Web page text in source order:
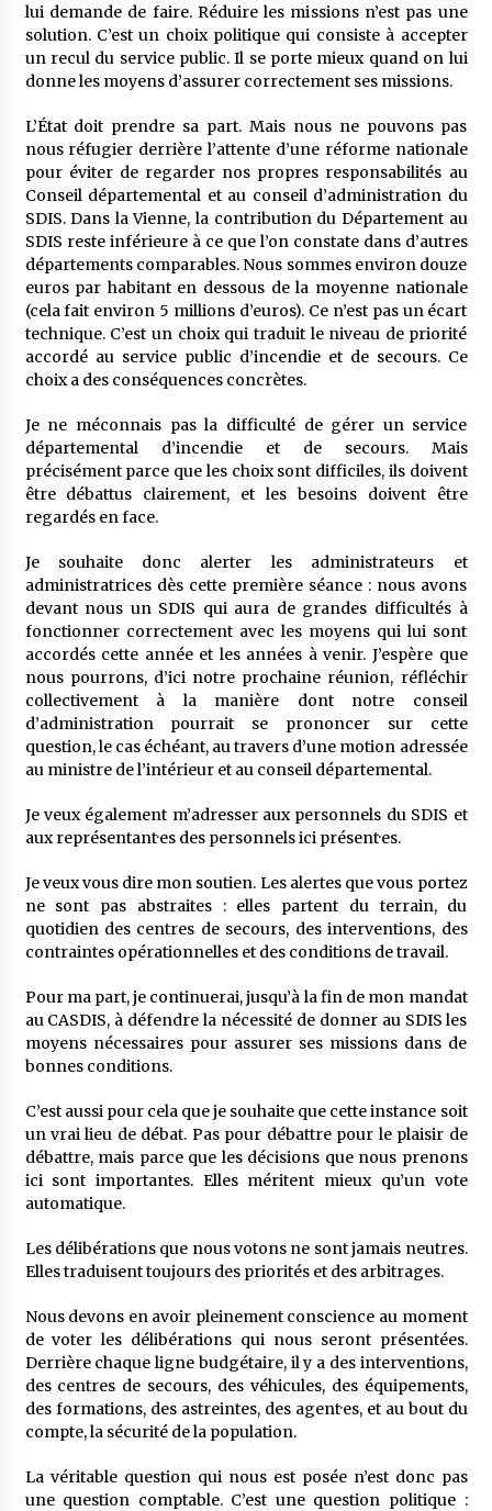
lui demande de faire. Réduire les missions n’est pas une
solution. C’est un choix politique qui consiste à accepter
un recul du service public. Il se porte mieux quand on lui
donne les moyens d’assurer correctement ses missions.
L’État doit prendre sa part. Mais nous ne pouvons pas
nous réfugier derrière l’attente d’une réforme nationale
pour éviter de regarder nos propres responsabilités au
Conseil départemental et au conseil d’administration du
SDIS. Dans la Vienne, la contribution du Département au
SDIS reste inférieure à ce que l’on constate dans d’autres
départements comparables. Nous sommes environ douze
euros par habitant en dessous de la moyenne nationale
(cela fait environ 5 millions d’euros). Ce n’est pas un écart
technique. C’est un choix qui traduit le niveau de priorité
accordé au service public d’incendie et de secours. Ce
choix a des conséquences concrètes.
Je ne méconnais pas la difficulté de gérer un service
départemental d’incendie et de secours. Mais
précisément parce que les choix sont difficiles, ils doivent
être débattus clairement, et les besoins doivent être
regardés en face.
Je souhaite donc alerter les administrateurs et
administratrices dès cette première séance : nous avons
devant nous un SDIS qui aura de grandes difficultés à
fonctionner correctement avec les moyens qui lui sont
accordés cette année et les années à venir. J’espère que
nous pourrons, d’ici notre prochaine réunion, réfléchir
collectivement à la manière dont notre conseil
d’administration pourrait se prononcer sur cette
question, le cas échéant, au travers d’une motion adressée
au ministre de l’intérieur et au conseil départemental.
Je veux également m’adresser aux personnels du SDIS et
aux représentant·es des personnels ici présent·es.
Je veux vous dire mon soutien. Les alertes que vous portez
ne sont pas abstraites : elles partent du terrain, du
quotidien des centres de secours, des interventions, des
contraintes opérationnelles et des conditions de travail.
Pour ma part, je continuerai, jusqu’à la fin de mon mandat
au CASDIS, à défendre la nécessité de donner au SDIS les
moyens nécessaires pour assurer ses missions dans de
bonnes conditions.
C’est aussi pour cela que je souhaite que cette instance soit
un vrai lieu de débat. Pas pour débattre pour le plaisir de
débattre, mais parce que les décisions que nous prenons
ici sont importantes. Elles méritent mieux qu’un vote
automatique.
Les délibérations que nous votons ne sont jamais neutres.
Elles traduisent toujours des priorités et des arbitrages.
Nous devons en avoir pleinement conscience au moment
de voter les délibérations qui nous seront présentées.
Derrière chaque ligne budgétaire, il y a des interventions,
des centres de secours, des véhicules, des équipements,
des formations, des astreintes, des agent·es, et au bout du
compte, la sécurité de la population.
La véritable question qui nous est posée n’est donc pas
une question comptable. C’est une question politique :